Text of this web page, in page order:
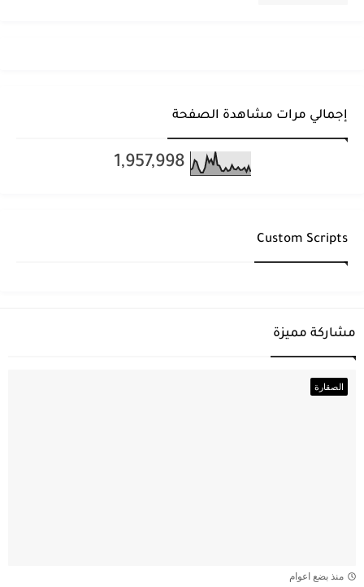
إجمالي مرات مشاهدة الصفحة
1,957,998
Custom Scripts
مشاركة مميزة
الصقارة
منذ بضع اعوام